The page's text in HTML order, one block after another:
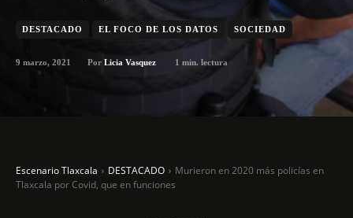
DESTACADO EL FOCO DE LOS DATOS SOCIEDAD
9 marzo, 2021 Por Licia Vasquez 1 min. lectura
Escenario Tlaxcala DESTACADO
Murieron en 2020 más policías en
Tlaxcala por Covid, que en funciones